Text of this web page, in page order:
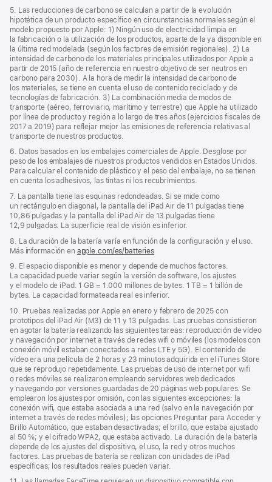
5. Las reducciones de carbono se calculan a partir de la evolución
hipotética de un producto específico en circunstancias normales según el
modelo propuesto por Apple: 1) Ningún uso de electricidad limpia en
la fabricación o la utilización de los productos, aparte de la ya disponible en
la última red modelada (según los factores de emisión regionales). 2) La
intensidad de carbono de los materiales principales utilizados por Apple a
partir de 2015 (año de referencia en nuestro objetivo de ser neutros en
carbono para 2030). A la hora de medir la intensidad de carbono de
los materiales, se tiene en cuenta el uso de contenido reciclado y de
tecnologías de fabricación. 3) La combinación media de modos de
transporte (aéreo, ferroviario, marítimo y terrestre) que Apple ha utilizado
por línea de producto y región a lo largo de tres años (ejercicios fiscales de
2017 a 2019) para reflejar mejor las emisiones de referencia relativas al
transporte de nuestros productos.
6. Datos basados en los embalajes comerciales de Apple. Desglose por
peso de los embalajes de nuestros productos vendidos en Estados Unidos.
Para calcular el contenido de plástico y el peso del embalaje, no se tienen
en cuenta los adhesivos, las tintas ni los recubrimientos.
7. La pantalla tiene las esquinas redondeadas. Si se mide como
un rectángulo en diagonal, la pantalla del iPad Air de 11 pulgadas tiene
10,86 pulgadas y la pantalla del iPad Air de 13 pulgadas tiene
12,9 pulgadas. La superficie real de visión es inferior.
8. La duración de la batería varía en función de la configuración y el uso.
Más información en apple.com/es/batteries
9. El espacio disponible es menor y depende de muchos factores.
La capacidad puede variar según la versión de software, los ajustes
y el modelo de iPad. 1 GB = 1.000 millones de bytes. 1 TB = 1 billón de
bytes. La capacidad formateada real es inferior.
10. Pruebas realizadas por Apple en enero y febrero de 2025 con
prototipos del iPad Air (M3) de 11 y 13 pulgadas. Las pruebas consistieron
en agotar la batería realizando las siguientes tareas: reproducción de vídeo
y navegación por internet a través de redes wifi o móviles (los modelos con
conexión móvil estaban conectados a redes LTE y 5G). El contenido de
vídeo era una película de 2 horas y 23 minutos adquirida en el iTunes Store
que se reprodujo repetidamente. Las pruebas de uso de internet por wifi
o redes móviles se realizaron empleando servidores web dedicados
y navegando por versiones guardadas de 20 páginas web populares. Se
emplearon los ajustes por omisión, con las siguientes excepciones: la
conexión wifi, que estaba asociada a una red (salvo en la navegación por
internet a través de redes móviles); las opciones Preguntar para Acceder y
Brillo Automático, que estaban desactivadas; el brillo, que estaba ajustado
al 50 %; y el cifrado WPA2, que estaba activado. La duración de la batería
depende de los ajustes del dispositivo, el uso, la red y otros muchos
factores. Las pruebas de batería se realizan con unidades de iPad
específicas; los resultados reales pueden variar.